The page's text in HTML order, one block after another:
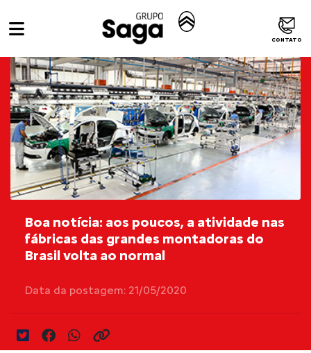
CONTATO
Boa notícia: aos poucos, a atividade nas
fábricas das grandes montadoras do
Brasil volta ao normal
Data da postagem: 21/05/2020